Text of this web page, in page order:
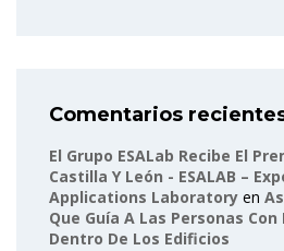
Comentarios
El Grupo ESALab Recibe El
Castilla Y León - ESALAB –
Applications Laboratory en
Que Guía A Las Personas
Dentro De Los Edificios